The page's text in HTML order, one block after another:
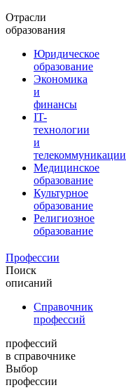
Отрасли
образования
Юридическое
образование
Экономика
и
финансы
IT-
технологии
и
телекоммуникации
Медицинское
образование
Культурное
образование
Религиозное
образование
Профессии
Поиск
описаний
Справочник
профессий
профессий
в справочнике
Выбор
профессии